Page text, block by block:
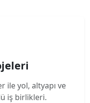
ile yol, altyapı ve
iş birlikleri.